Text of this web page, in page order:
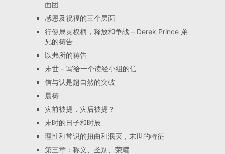
面团
感恩及祝福的三个层面
行使属灵权柄，释放和争战 – Derek Prince 弟
兄的祷告
以弗所的祷告
末世 – 写给一个读经小组的信
信与认是超自然的突破
晨祷
灾前被提，灾后被提？
末时的日子和时辰
理性和常识的扭曲和泯灭，末世的特征
第三章：称义、圣别、荣耀